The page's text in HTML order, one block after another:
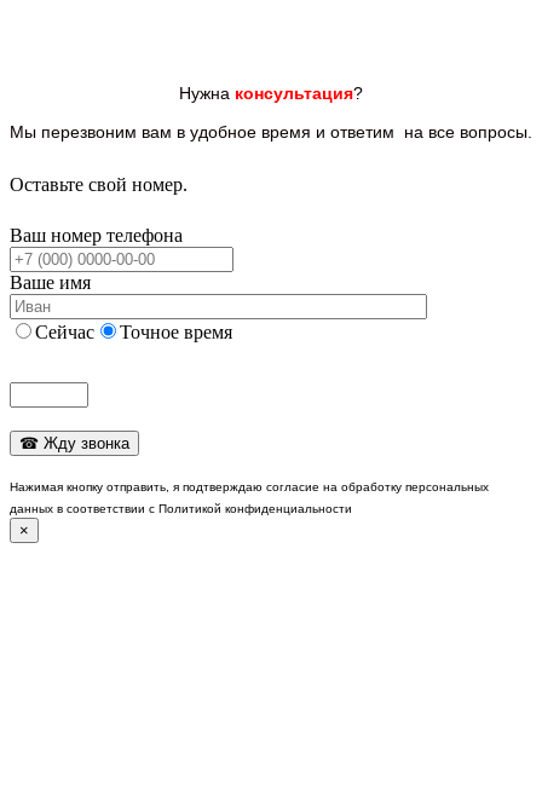
Нужна консультация?
Мы перезвоним вам в удобное время и ответим на все вопросы.
Оставьте свой номер.
Ваш номер телефона
Ваше имя
Сейчас Точное время
Нажимая кнопку отправить, я подтверждаю согласие на обработку персональных
данных в соответствии с Политикой конфиденциальности
×